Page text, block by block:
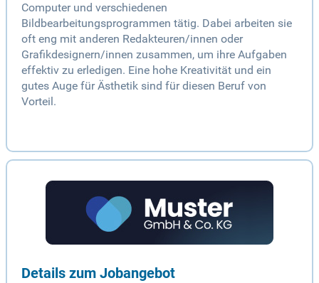
Computer und verschiedenen
Bildbearbeitungsprogrammen tätig. Dabei arbeiten sie
oft eng mit anderen Redakteuren/innen oder
Grafikdesignern/innen zusammen, um ihre Aufgaben
effektiv zu erledigen. Eine hohe Kreativität und ein
gutes Auge für Ästhetik sind für diesen Beruf von
Vorteil.
Details zum Jobangebot